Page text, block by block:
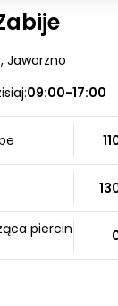
, Jaworzno
09:00-17:00
piercin